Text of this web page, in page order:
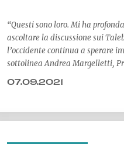
“Questi sono loro. Mi ha
ascoltare la discussione sui
l’occidente continua a sperare
sottolinea Andrea Margelletti,
07.09.2021